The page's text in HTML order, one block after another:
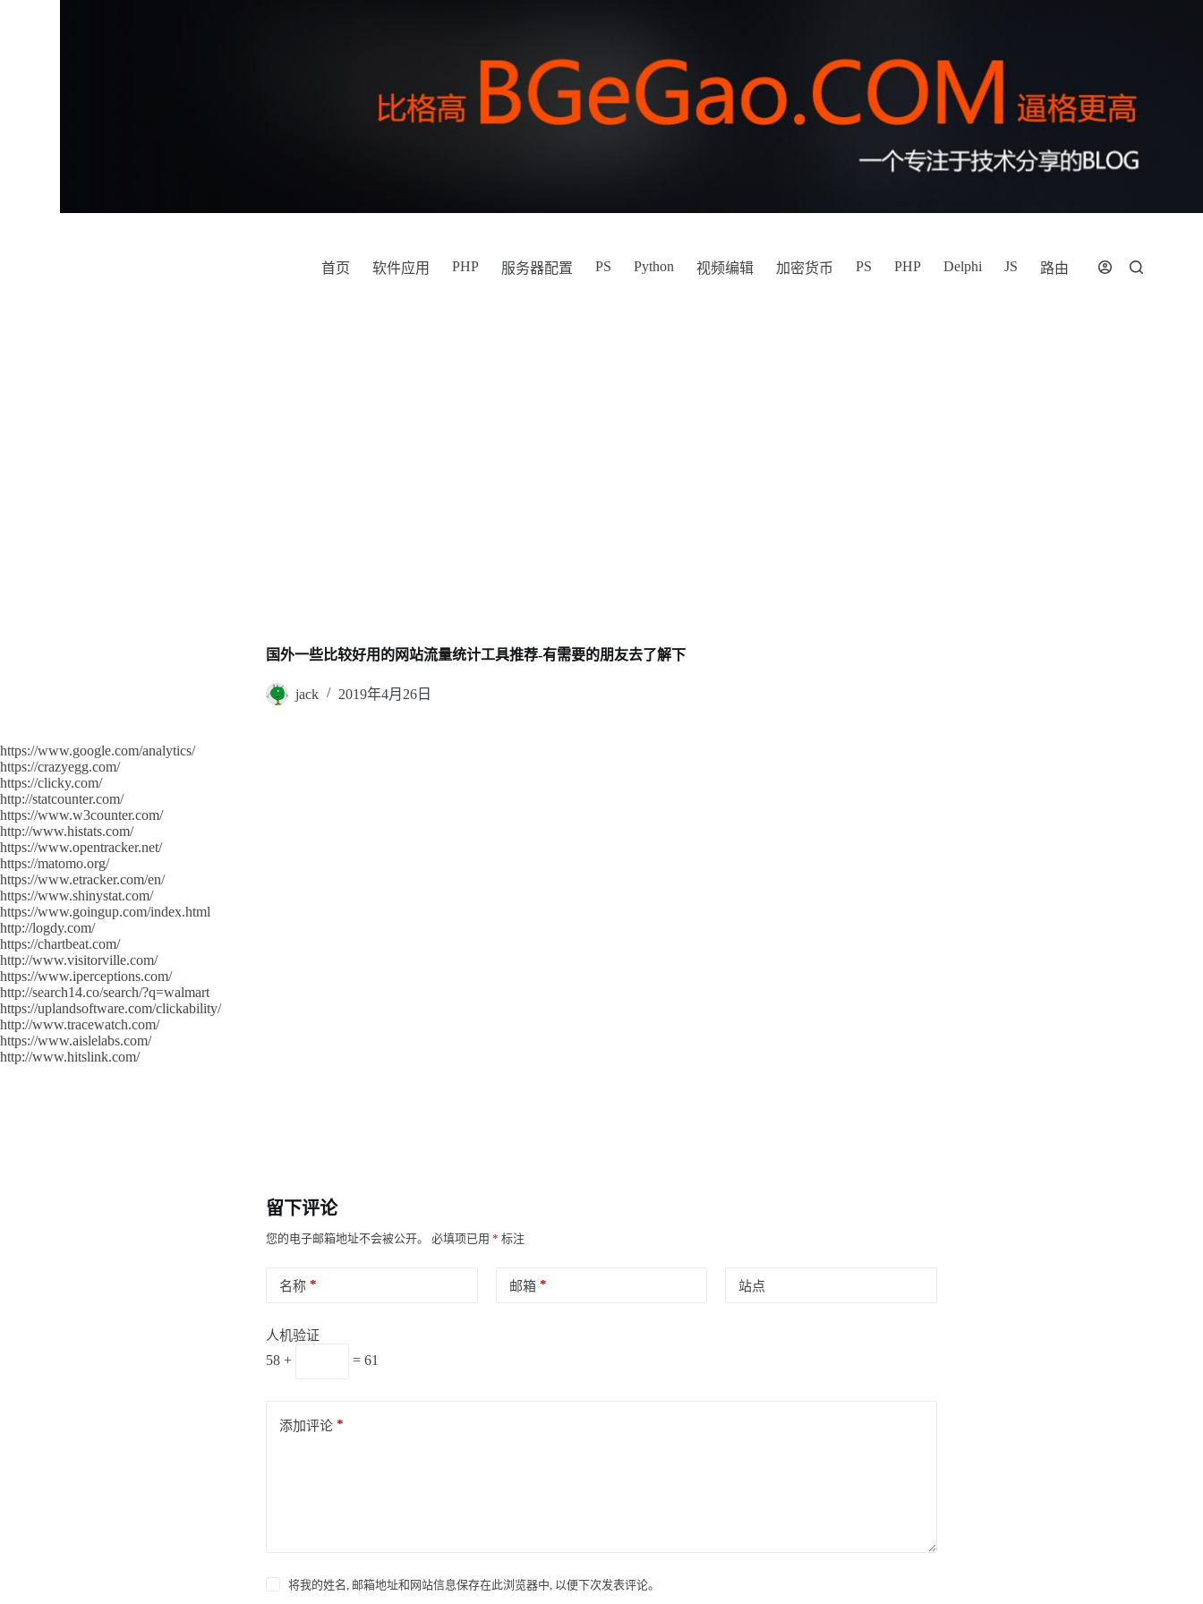
首页 软件应用 PHP 服务器配置 PS Python 视频编辑 加密货币 PS PHP Delphi JS 路由
国外一些比较好用的网站流量统计工具推荐-有需要的朋友去了解下
jack 2019年4月26日
https://www.google.com/analytics/
https://crazyegg.com/
https://clicky.com/
http://statcounter.com/
https://www.w3counter.com/
http://www.histats.com/
https://www.opentracker.net/
https://matomo.org/
https://www.etracker.com/en/
https://www.shinystat.com/
https://www.goingup.com/index.html
http://logdy.com/
https://chartbeat.com/
http://www.visitorville.com/
https://www.iperceptions.com/
http://search14.co/search/?q=walmart
https://uplandsoftware.com/clickability/
http://www.tracewatch.com/
https://www.aislelabs.com/
http://www.hitslink.com/
留下评论
您的电子邮箱地址不会被公开。 必填项已用 * 标注
名称 * 邮箱* 站点
人机验证
58 + = 61
添加评论 *
将我的姓名, 邮箱地址和网站信息保存在此浏览器中, 以便下次发表评论。